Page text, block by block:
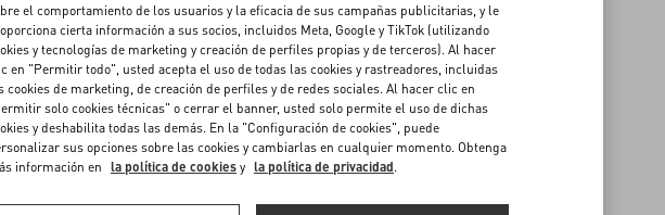
Sostenibilidad Gente Planeta Producto
to Valentino Colombia
you get the best service, we recommend visiting the following website:
el comportamiento de los usuarios y la eficacia de sus campañas publicitarias, y le
cierta información a sus socios, incluidos Meta, Google y TikTok (utilizando
y tecnologías de marketing y creación de perfiles propias y de terceros). Al hacer
en "Permitir todo", usted acepta el uso de todas las cookies y rastreadores, incluidas
cookies de marketing, de creación de perfiles y de redes sociales. Al hacer clic en
solo cookies técnicas" o cerrar el banner, usted solo permite el uso de dichas
y deshabilita todas las demás. En la "Configuración de cookies", puede
sus opciones sobre las cookies y cambiarlas en cualquier momento. Obtenga
información en la política de cookies y la política de privacidad.